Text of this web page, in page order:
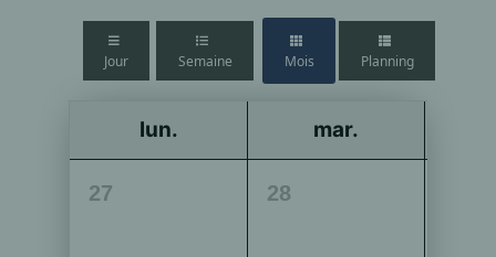
Jour Semaine Mois Planning
lun. mar.
27 28